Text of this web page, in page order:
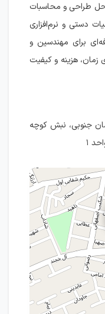
طراحی و محاسبات
دستی و نرم‌افزاری
برای مهندسین و
هزینه و کیفیت
جنوبی، نبش کوچه